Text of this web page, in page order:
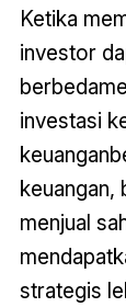
Ketika
investor
investasi
keuangan,
menjual
strategis